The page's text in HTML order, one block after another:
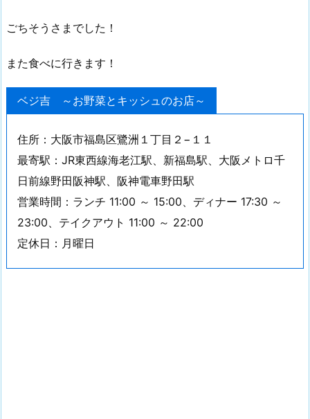
ごちそうさまでした！
また食べに行きます！
ベジ吉 ～お野菜とキッシュのお店～
住所：大阪市福島区鷺洲１丁目２−１１
最寄駅：JR東西線海老江駅、新福島駅、大阪メトロ千
日前線野田阪神駅、阪神電車野田駅
営業時間：ランチ 11:00 ～ 15:00、ディナー 17:30 ～
23:00、テイクアウト 11:00 ～ 22:00
定休日：月曜日